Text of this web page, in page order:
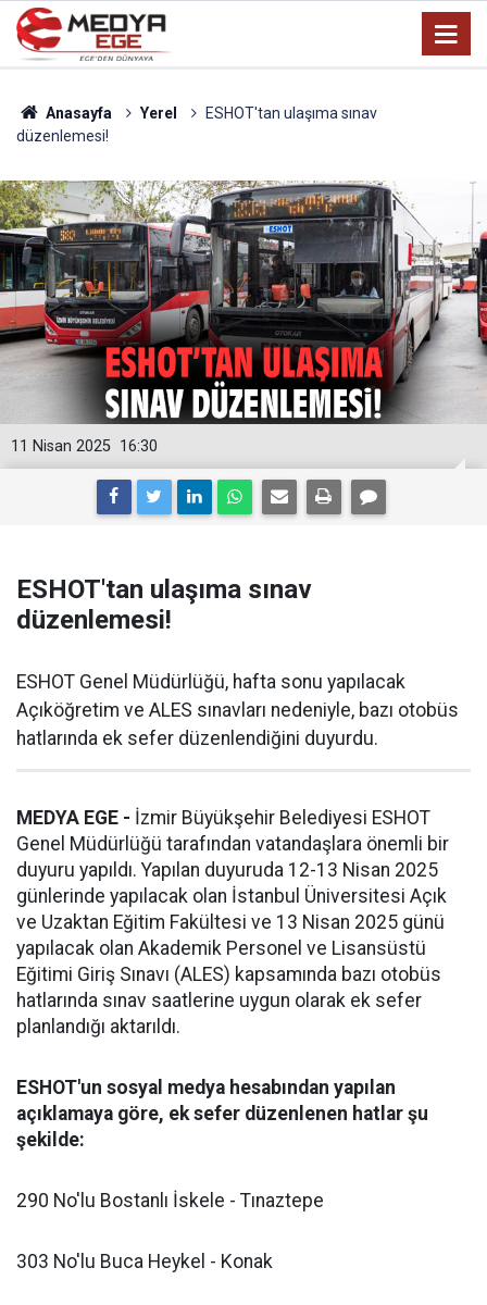
Anasayfa Yerel
ESHOT'tan ulaşıma sınav
düzenlemesi!
16:30
11 Nisan 2025
ESHOT'tan ulaşıma sınav
düzenlemesi!
ESHOT Genel Müdürlüğü, hafta sonu yapılacak
Açıköğretim ve ALES sınavları nedeniyle, bazı otobüs
hatlarında ek sefer düzenlendiğini duyurdu.
MEDYA EGE - İzmir Büyükşehir Belediyesi ESHOT
Genel Müdürlüğü tarafından vatandaşlara önemli bir
duyuru yapıldı. Yapılan duyuruda 12-13 Nisan 2025
günlerinde yapılacak olan İstanbul Üniversitesi Açık
ve Uzaktan Eğitim Fakültesi ve 13 Nisan 2025 günü
yapılacak olan Akademik Personel ve Lisansüstü
Eğitimi Giriş Sınavı (ALES) kapsamında bazı otobüs
hatlarında sınav saatlerine uygun olarak ek sefer
planlandığı aktarıldı.
ESHOT'un sosyal medya hesabından yapılan
açıklamaya göre, ek sefer düzenlenen hatlar şu
şekilde:
290 No'lu Bostanlı İskele - Tınaztepe
303 No'lu Buca Heykel - Konak